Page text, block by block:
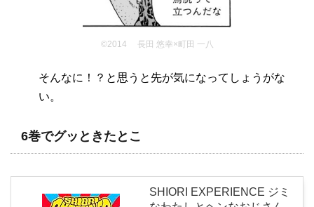
©2014 長田 悠幸×町田 一八
そんなに！？と思うと先が気になってしょうがな
い。
6巻でグッときたとこ
SHIORI EXPERIENCE ジミ